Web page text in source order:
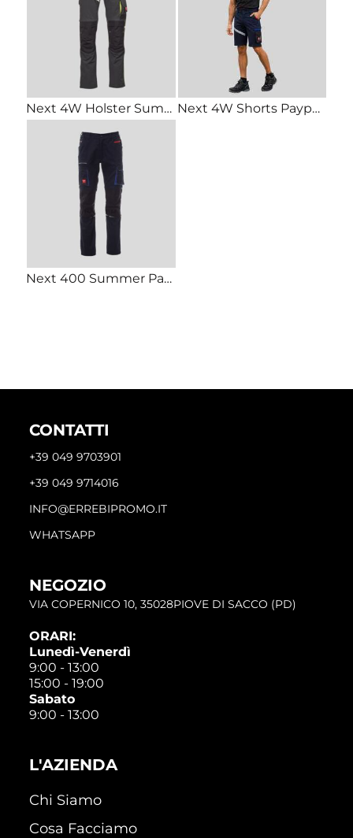
Next 4W Holster Summer Pantalone unisex estivo elasticizzato con tasche flottanti 90% nylon 10% elastan 170gr Next 4W Shorts Payper Bermuda unisex multitasche con elastici in vita 90% nylon 10% elastan 170gr
Next 400 Summer Payper Pantalone multitasca estivo stretch 50% poliestere 26% Cotone 24% elastomultiestere 210g
CONTATTI
+39 049 9703901
+39 049 9714016
INFO@ERREBIPROMO.IT
WHATSAPP
NEGOZIO
VIA COPERNICO 10, 35028PIOVE DI SACCO (PD)
ORARI:
Lunedì-Venerdì
9:00 - 13:00
15:00 - 19:00
Sabato
9:00 - 13:00
L'AZIENDA
Chi Siamo
Cosa Facciamo